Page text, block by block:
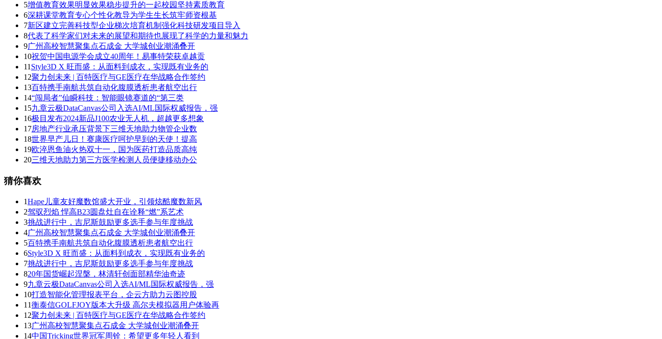
5增值教育效果明显效果稳步提升的一起校园坚持素质教育
6深耕课堂教育专心个性化教导为学生生长筑牢师资根基
7新区建立完善科技型企业梯次培育机制强化科技研发项目导入
8代表了科学家们对未来的展望和期待也展现了科学的力量和魅力
9广州高校智慧聚集点石成金 大学城创业潮涌叠开
10祝贺中国电源学会成立40周年！易事特荣获卓越贡
11 Style3D X 旺而盛：从面料到成衣，实现既有业务的
12聚力创未来 | 百特医疗与GE医疗在华战略合作签约
13百特携手南航共筑自动化腹膜透析患者航空出行
14“闯局者”仙瞬科技：智能眼镜赛道的“第三类
15九章云极DataCanvas公司入选AI/ML国际权威报告，强
16极目发布2024新品J100农业无人机，超越更多想象
17房地产行业承压背景下三维天地助力物管企业数
18世界早产儿日！赛康医疗呵护早到的天使！提高
19欧淬恩鱼油火热双十一，国为医药打造品质高纯
20三维天地助力第三方医学检测人员便捷移动办公
猜你喜欢
1Hape儿童友好魔数馆盛大开业，引领炫酷魔数新风
2驾驭烈焰 悍高B23圆盘灶自在诠释“燃”系艺术
3挑战进行中，吉尼斯鼓励更多选手参与年度挑战
4广州高校智慧聚集点石成金 大学城创业潮涌叠开
5百特携手南航共筑自动化腹膜透析患者航空出行
6Style3D X 旺而盛：从面料到成衣，实现既有业务的
7挑战进行中，吉尼斯鼓励更多选手参与年度挑战
820年国货崛起涅槃，林清轩创面部精华油奇迹
9九章云极DataCanvas公司入选AI/ML国际权威报告，强
10打造智能化管理报表平台，企云方助力云图控股
11衡泰信GOLFJOY版本大升级 高尔夫模拟器用户体验再
12聚力创未来 | 百特医疗与GE医疗在华战略合作签约
13广州高校智慧聚集点石成金 大学城创业潮涌叠开
14中国Tricking世界冠军周铨：希望更多年轻人看到